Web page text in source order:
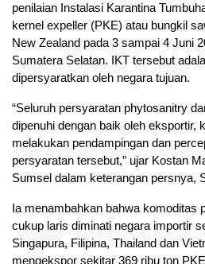
penilaian Instalasi Karantina
kernel expeller (PKE) atau bungkil
New Zealand pada 3 sampai 4 Juni
Sumatera Selatan. IKT tersebut
dipersyaratkan oleh negara tujuan.
“Seluruh persyaratan phytosanitry
dipenuhi dengan baik oleh eksportir,
melakukan pendampingan dan
persyaratan tersebut,” ujar Kostan
Sumsel dalam keterangan persnya,
Ia menambahkan bahwa komoditas
cukup laris diminati negara importir
Singapura, Filipina, Thailand dan
mengekspor sekitar 369 ribu ton